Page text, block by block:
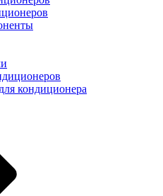
кондиционера